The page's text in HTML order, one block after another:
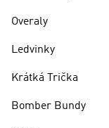
Overaly
Ledvinky
Krátká Trička
Bomber Bundy